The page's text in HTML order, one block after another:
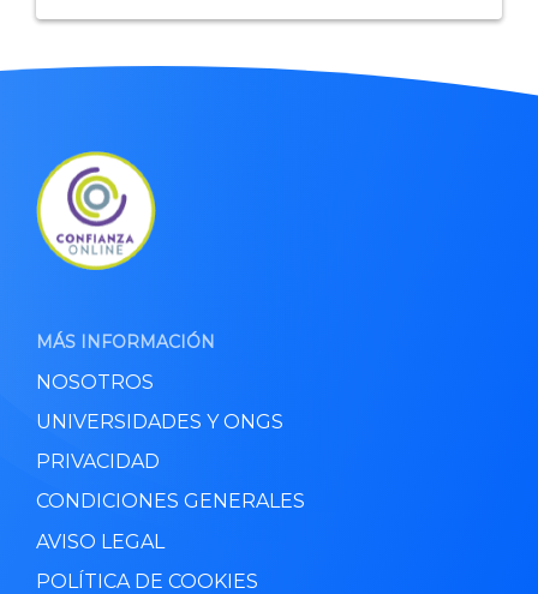
MÁS INFORMACIÓN
NOSOTROS
UNIVERSIDADES Y ONGS
PRIVACIDAD
CONDICIONES GENERALES
AVISO LEGAL
POLÍTICA DE COOKIES